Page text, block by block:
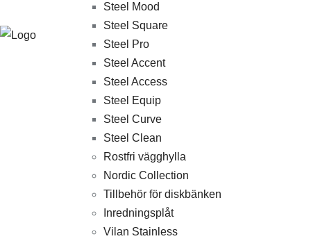
Steel Mood
Steel Square
Steel Pro
Steel Accent
Steel Access
Steel Equip
Steel Curve
Steel Clean
Rostfri vägghylla
Nordic Collection
Tillbehör för diskbänken
Inredningsplåt
Vilan Stainless